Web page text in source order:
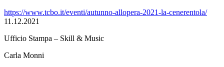
https://www.tcbo.it/eventi/autunno-allopera-2021-la-cenerentola/
11.12.2021
Ufficio Stampa – Skill & Music
Carla Monni